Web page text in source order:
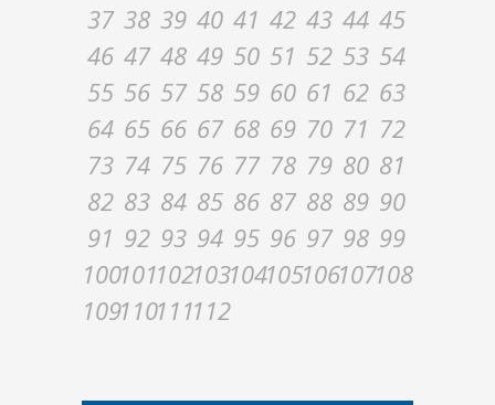
37 38 39 40 41 42 43 44 45
46 47 48 49 50 51 52 53 54
55 56 57 58 59 60 61 62 63
64 65 66 67 68 69 70 71 72
73 74 75 76 77 78 79 80 81
82 83 84 85 86 87 88 89 90
91 92 93 94 95 96 97 98 99
100101102103104105106107108
109110111112